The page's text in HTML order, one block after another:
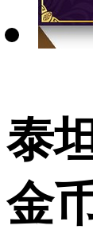
泰
金